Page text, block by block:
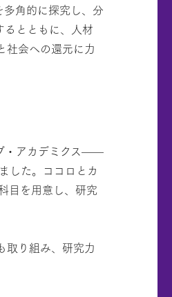
角的に探究し、分
とともに、人材
社会への還元に力
・アカデミクス——
した。ココロとカ
目を用意し、研究
取り組み、研究力